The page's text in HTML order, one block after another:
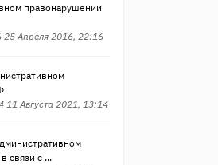
правонарушении
25 Апреля 2016, 22:16
11 Августа 2021, 13:14
связи с ...